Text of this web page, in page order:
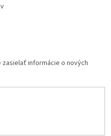
zasielať informácie o nových